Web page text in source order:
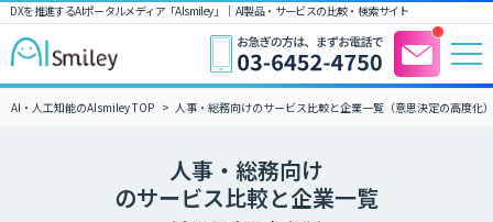
DXを推進するAIポータルメディア「AIsmiley」｜ AI製品・サービスの比較・検索サイト
AI・人工知能のAIsmiley TOP 人事・総務向けのサービス比較と企業一覧（意思決定の高度化）
人事・総務向け
のサービス比較と企業一覧